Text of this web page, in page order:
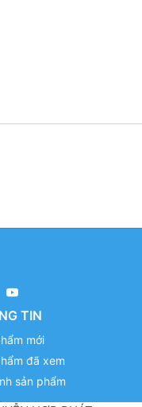
TIN
mới
đã xem
sản phẩm